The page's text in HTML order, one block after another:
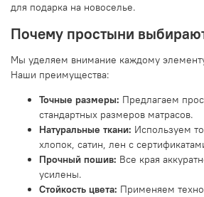
для подарка на новоселье.
Почему простыни
Мы уделяем внимание каждому
Наши преимущества:
Точные размеры: Предлагаем
стандартных размеров матрасов.
Натуральные ткани: Используем
хлопок, сатин, лен с
Прочный пошив: Все края
усилены.
Стойкость цвета: Применяем